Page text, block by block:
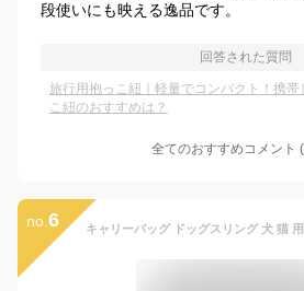
段使いにも映える逸品です。
回答された質問
旅行用抱っこ紐｜軽量でコンパクト！携帯
こ紐のおすすめは？
全てのおすすめコメント (
no. 6